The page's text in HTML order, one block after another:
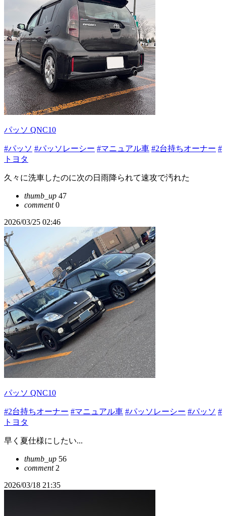
パッソ QNC10
#パッソ #パッソレーシー #マニュアル車 #2台持ちオーナー #
トヨタ
久々に洗車したのに次の日雨降られて速攻で汚れた
thumb_up 47
comment0
2026/03/25 02:46
パッソ QNC10
#2台持ちオーナー #マニュアル車 #パッソレーシー #パッソ #
トヨタ
早く夏仕様にしたい...
thumb_up 56
comment2
2026/03/18 21:35